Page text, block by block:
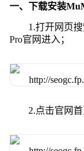
一、下载安装
1.打开网页
Pro官网进入；
2.点击官网